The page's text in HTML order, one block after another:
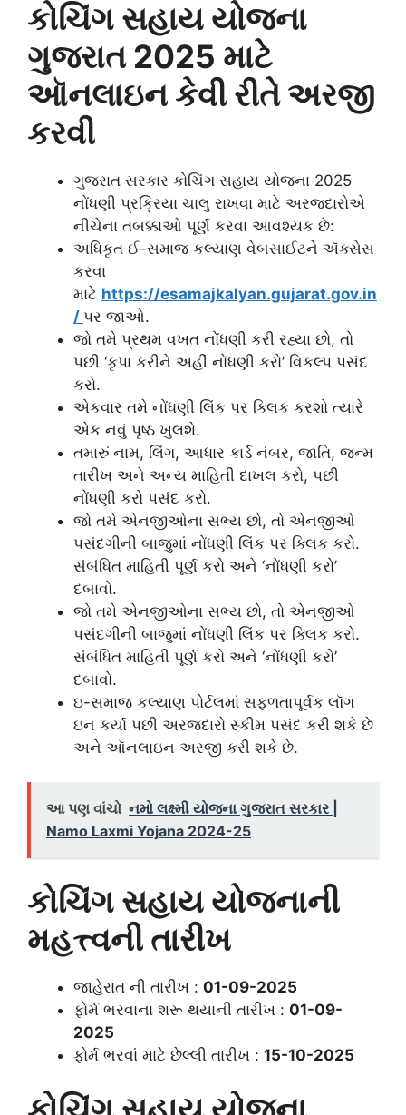
કોચિંગ સહાય યોજના
ગુજરાત 2025 માટે
ઑનલાઇન કેવી રીતે અરજી
કરવી
ગુજરાત સરકાર કોચિંગ સહાય યોજના 2025
નોંધણી પ્રક્રિયા ચાલુ રાખવા માટે અરજદારોએ
નીચેના તબક્કાઓ પૂર્ણ કરવા આવશ્યક છે:
અધિકૃત ઈ-સમાજ કલ્યાણ વેબસાઈટને ઍક્સેસ
કરવા
માટે https://esamajkalyan.gujarat.gov.in
/ પર જાઓ.
જો તમે પ્રથમ વખત નોંધણી કરી રહ્યા છો, તો
પછી ‘કૃપા કરીને અહીં નોંધણી કરો’ વિકલ્પ પસંદ
કરો.
એકવાર તમે નોંધણી લિંક પર ક્લિક કરશો ત્યારે
એક નવું પૃષ્ઠ ખુલશે.
તમારું નામ, લિંગ, આધાર કાર્ડ નંબર, જાતિ, જન્મ
તારીખ અને અન્ય માહિતી દાખલ કરો, પછી
નોંધણી કરો પસંદ કરો.
જો તમે એનજીઓના સભ્ય છો, તો એનજીઓ
પસંદગીની બાજુમાં નોંધણી લિંક પર ક્લિક કરો.
સંબંધિત માહિતી પૂર્ણ કરો અને ‘નોંધણી કરો’
દબાવો.
જો તમે એનજીઓના સભ્ય છો, તો એનજીઓ
પસંદગીની બાજુમાં નોંધણી લિંક પર ક્લિક કરો.
સંબંધિત માહિતી પૂર્ણ કરો અને ‘નોંધણી કરો’
દબાવો.
ઇ-સમાજ કલ્યાણ પોર્ટલમાં સફળતાપૂર્વક લૉગ
ઇન કર્યા પછી અરજદારો સ્કીમ પસંદ કરી શકે છે
અને ઑનલાઇન અરજી કરી શકે છે.
આ પણ વાંચો નમો લક્ષ્મી યોજના ગુજરાત સરકાર |
Namo Laxmi Yojana 2024-25
કોચિંગ સહાય યોજનાની
મહત્ત્વની તારીખ
જાહેરાત ની તારીખ : 01-09-2025
ફોર્મ ભરવાના શરૂ થયાની તારીખ : 01-09-
2025
ફોર્મ ભરવાં માટે છેલ્લી તારીખ : 15-10-2025